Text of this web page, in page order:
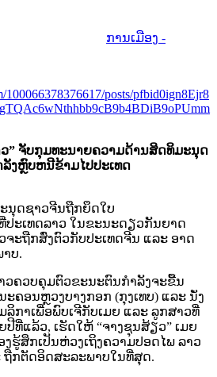
ການເມືອງ -
100066378376617/posts/pfbid0ign8Ejr8
ວ” ຈັບກຸມທະນາຍຄວາມດ້ານສິດທິມະນຸດ
ງຫຼົບຫນີຂ້າມໄປປະເທດ
ນຸດຊາວຈີນຖືກຍຶດໃບ
ປະເທດລາວ ໃນຂະນະດຽວກັນຍາດ
ຈະຖືກສົ່ງຕົວກັບປະເທດຈີນ ແລະ ອາດ
ບ.
ວຄວບຄຸມຕົວຂະນະຕົນກຳລັງຈະຂື້ນ
ະຄອນຫຼວງບາງກອກ (ກຸງເທບ) ແລະ ນັ່ງ
ລິກາເພື່ອພົບເຈີກັບເມຍ ແລະ ລູກສາວທີ່
ທີ່ແລ້ວ, ເຮັດໃຫ້ “ຈາງຊຸນສ້ຽວ” ເມຍ
ຮູ້ສຶກເປັນຫ່ວງເຖິງຄວາມປອດໄພ ລາວ
ຖືກຕັດອິດສະລະພາບໃນທີ່ສຸດ.